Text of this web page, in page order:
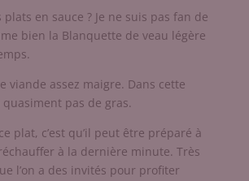
plats en sauce ? Je ne suis pas fan de
bien la Blanquette de veau légère
viande assez maigre. Dans cette
quasiment pas de gras.
plat, c’est qu’il peut être préparé à
à la dernière minute. Très
l’on a des invités pour profiter